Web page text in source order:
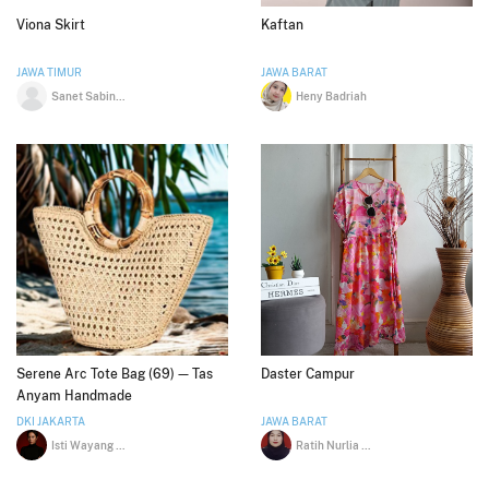
Viona Skirt
JAWA TIMUR
Kaftan
JAWA BARAT
Heny Badriah
Serene Arc Tote Bag (69) — Tas
Anyam Handmade
DKI JAKARTA
Daster Campur
JAWA BARAT